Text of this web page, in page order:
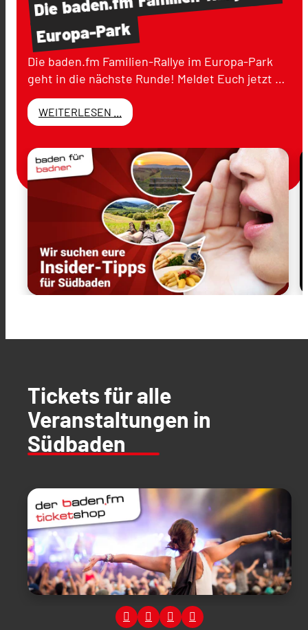
Die
Europa-Park
Die baden.fm Familien-Rallye im Europa-Park
geht in die nächste Runde! Meldet Euch jetzt …
WEITERLESEN ...
Tickets für alle
Veranstaltungen in
Südbaden